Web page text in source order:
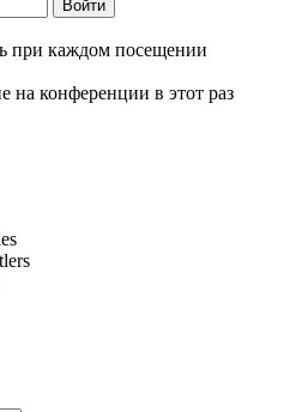
при каждом посещении
на конференции в этот раз